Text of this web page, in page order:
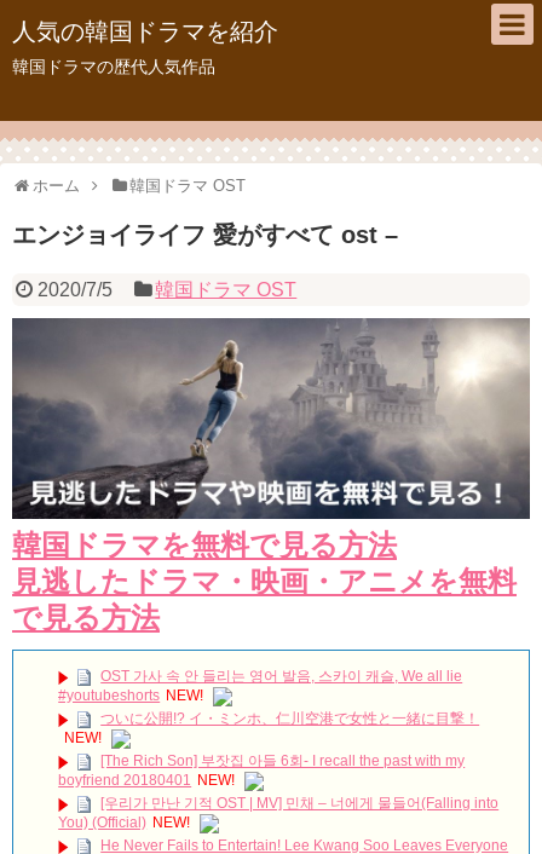
人気の韓国ドラマを紹介
韓国ドラマの歴代人気作品
ホーム 韓国ドラマ OST
エンジョイライフ 愛がすべて ost –
2020/7/5 韓国ドラマ OST
韓国ドラマを無料で見る方法
見逃したドラマ・映画・アニメを無料
で見る方法
OST 가사 속 안 들리는 영어 발음, 스카이 캐슬, We all lie
#youtubeshorts NEW!
ついに公開!? イ・ミンホ、仁川空港で女性と一緒に目撃！
NEW!
[The Rich Son] 부잣집 아들 6회- I recall the past with my
boyfriend 20180401
NEW!
[우리가 만난 기적 OST | MV] 민채 – 너에게 물들어(Falling into
You) (Official) NEW!
He Never Fails to Entertain! Lee Kwang Soo Leaves Everyone